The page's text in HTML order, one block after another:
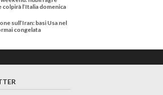
colpirà l’Italia domenica
sull’Iran: basi Usa nel
congelata